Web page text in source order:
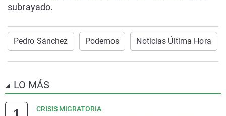
subrayado.
Pedro Sánchez Podemos Noticias Última Hora
LO MÁS
CRISIS MIGRATORIA